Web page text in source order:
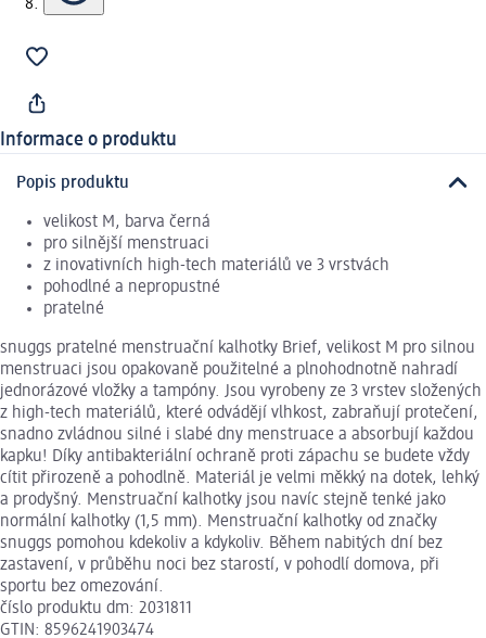
Informace o produktu
Popis produktu
velikost M, barva černá
pro silnější menstruaci
z inovativních high-tech materiálů ve 3 vrstvách
pohodlné a nepropustné
pratelné
snuggs pratelné menstruační kalhotky Brief, velikost M pro silnou
menstruaci jsou opakovaně použitelné a plnohodnotně nahradí
jednorázové vložky a tampóny. Jsou vyrobeny ze 3 vrstev složených
z high-tech materiálů, které odvádějí vlhkost, zabraňují protečení,
snadno zvládnou silné i slabé dny menstruace a absorbují každou
kapku! Díky antibakteriální ochraně proti zápachu se budete vždy
cítit přirozeně a pohodlně. Materiál je velmi měkký na dotek, lehký
a prodyšný. Menstruační kalhotky jsou navíc stejně tenké jako
normální kalhotky (1,5 mm). Menstruační kalhotky od značky
snuggs pomohou kdekoliv a kdykoliv. Během nabitých dní bez
zastavení, v průběhu noci bez starostí, v pohodlí domova, při
sportu bez omezování.
číslo produktu dm: 2031811
GTIN: 8596241903474